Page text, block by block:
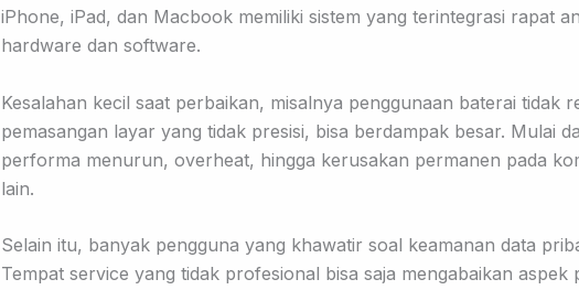
iPhone, iPad, dan Macbook memiliki sistem yang terintegrasi rapat
hardware dan software.
Kesalahan kecil saat perbaikan, misalnya penggunaan baterai tidak
pemasangan layar yang tidak presisi, bisa berdampak besar. Mulai
performa menurun, overheat, hingga kerusakan permanen pada
lain.
Selain itu, banyak pengguna yang khawatir soal keamanan data
Tempat service yang tidak profesional bisa saja mengabaikan aspek